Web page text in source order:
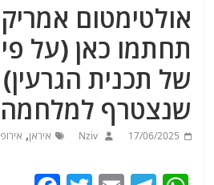
אולטימטום
תחתמו כאן (על
של תכנית הגרעין)
שנצטרף
17/06/2025
Nziv איראן,